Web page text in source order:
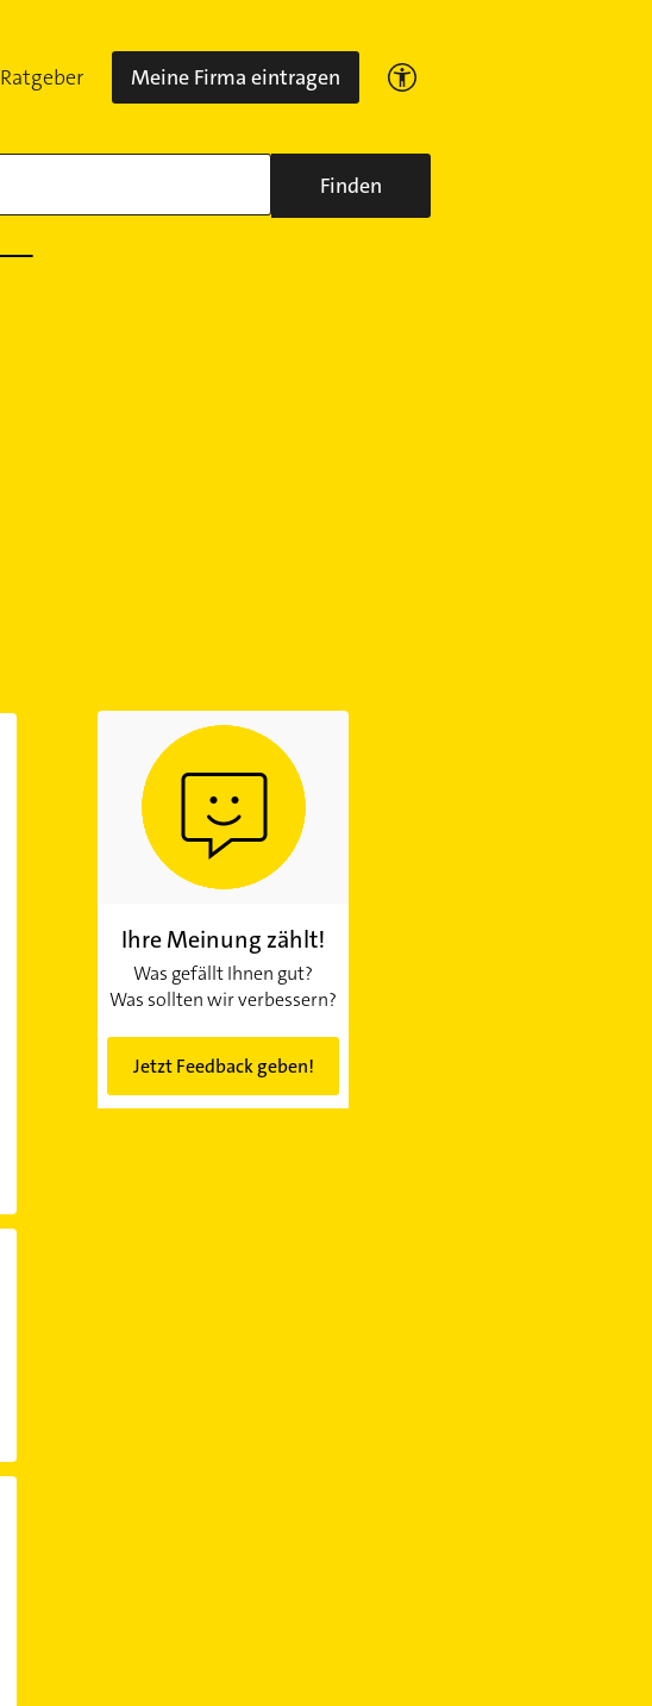
Ratgeber Meine Firma eintragen
Finden
Ihre Meinung zählt!
Was gefällt Ihnen gut?
Was sollten wir verbessern?
Jetzt Feedback geben!